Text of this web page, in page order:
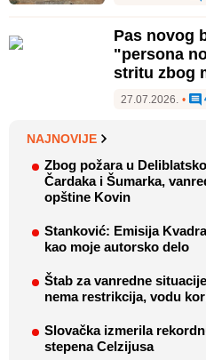
Pas novog
"persona
stritu zbog
27.07.2026. •
NAJNOVIJE
Zbog požara u
Čardaka i Šumarka,
opštine Kovin
Stanković: Emisija
kao moje autorsko delo
Štab za vanredne
nema restrikcija, vodu
Slovačka izmerila
stepena Celzijusa